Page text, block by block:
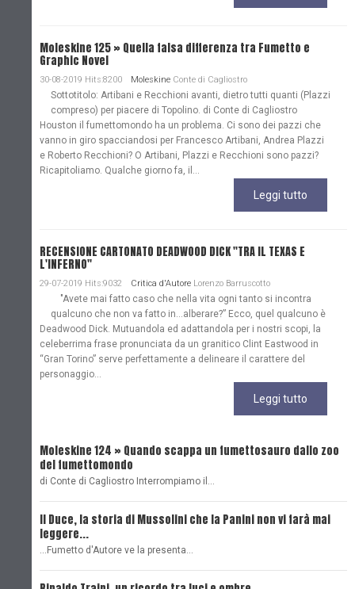
Moleskine 125 » Quella falsa differenza tra Fumetto e
Graphic Novel
30-08-2019 Hits:8200 Moleskine Conte di Cagliostro
Sottotitolo: Artibani e Recchioni avanti, dietro tutti quanti (Plazzi
compreso) per piacere di Topolino. di Conte di Cagliostro
Houston il fumettomondo ha un problema. Ci sono dei pazzi che
vanno in giro spacciandosi per Francesco Artibani, Andrea Plazzi
e Roberto Recchioni? O Artibani, Plazzi e Recchioni sono pazzi?
Ricapitoliamo. Qualche giorno fa, il...
Leggi tutto
RECENSIONE CARTONATO DEADWOOD DICK "TRA IL TEXAS E
L'INFERNO"
29-07-2019 Hits:9032 Critica d'Autore Lorenzo Barruscotto
"Avete mai fatto caso che nella vita ogni tanto si incontra
qualcuno che non va fatto in…alberare?” Ecco, quel qualcuno è
Deadwood Dick. Mutuandola ed adattandola per i nostri scopi, la
celeberrima frase pronunciata da un granitico Clint Eastwood in
“Gran Torino” serve perfettamente a delineare il carattere del
personaggio...
Leggi tutto
Moleskine 124 » Quando scappa un fumettosauro dallo zoo
del fumettomondo
di Conte di Cagliostro Interrompiamo il…
Il Duce, la storia di Mussolini che la Panini non vi farà mai
leggere...
...Fumetto d'Autore ve la presenta…